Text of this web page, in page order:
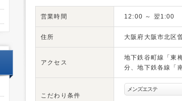
営業時間 12:00 ～ 翌1:00
住所 大阪府大阪市北区
アクセス
地下鉄谷町線「東
分、地下鉄各線「
こだわり条件
メンズエステ